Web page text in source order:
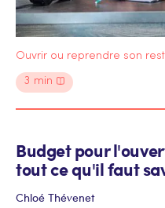
Ouvrir ou reprendre son
3 min
Budget pour
tout ce qu'il faut
Chloé Thévenet